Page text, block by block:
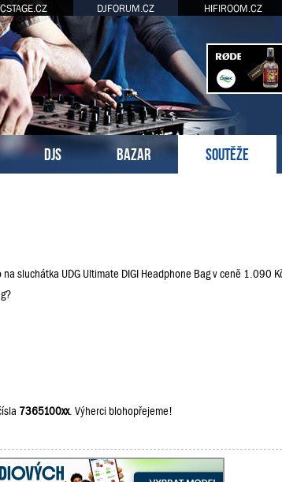
DJFORUM.CZ HIFIROOM.CZ
DJS BAZAR SOUTĚŽE
na sluchátka UDG Ultimate DIGI Headphone Bag v ceně 1.090
7365100xx. Výherci blohopřejeme!